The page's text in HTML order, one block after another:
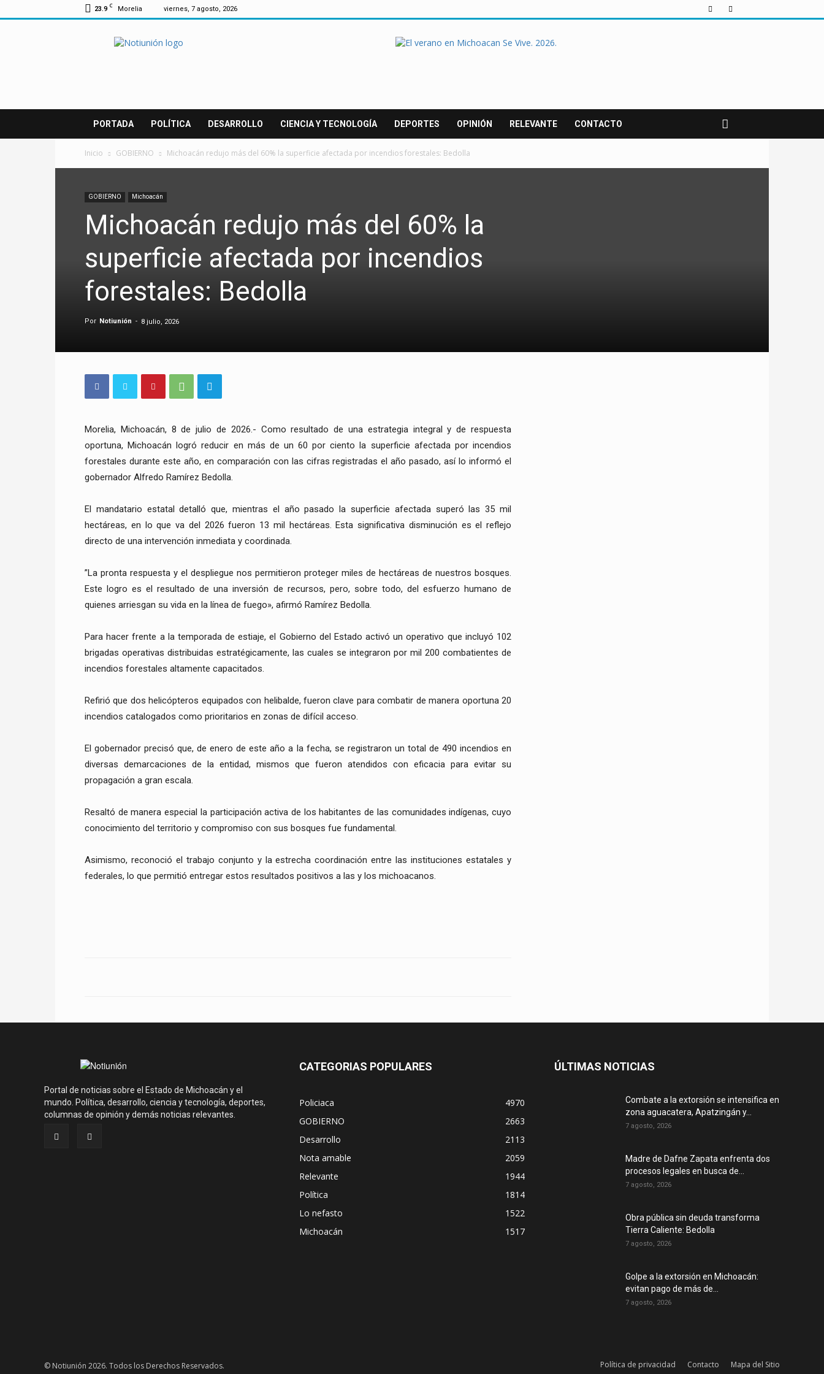
23.9 C Morelia viernes, 7 agosto, 2026
PORTADA POLÍTICA DESARROLLO CIENCIA Y TECNOLOGÍA DEPORTES OPINIÓN RELEVANTE CONTACTO
Inicio GOBIERNO Michoacán redujo más del 60% la superficie afectada por incendios forestales: Bedolla
GOBIERNO Michoacán
Michoacán redujo más del 60% la
superficie afectada por incendios
forestales: Bedolla
Por Notiunión - 8 julio, 2026
Morelia, Michoacán, 8 de julio de 2026.- Como resultado de una estrategia integral y de respuesta
oportuna, Michoacán logró reducir en más de un 60 por ciento la superficie afectada por incendios
forestales durante este año, en comparación con las cifras registradas el año pasado, así lo informó el
gobernador Alfredo Ramírez Bedolla.
El mandatario estatal detalló que, mientras el año pasado la superficie afectada superó las 35 mil
hectáreas, en lo que va del 2026 fueron 13 mil hectáreas. Esta significativa disminución es el reflejo
directo de una intervención inmediata y coordinada.
”La pronta respuesta y el despliegue nos permitieron proteger miles de hectáreas de nuestros bosques.
Este logro es el resultado de una inversión de recursos, pero, sobre todo, del esfuerzo humano de
quienes arriesgan su vida en la línea de fuego», afirmó Ramírez Bedolla.
Para hacer frente a la temporada de estiaje, el Gobierno del Estado activó un operativo que incluyó 102
brigadas operativas distribuidas estratégicamente, las cuales se integraron por mil 200 combatientes de
incendios forestales altamente capacitados.
Refirió que dos helicópteros equipados con helibalde, fueron clave para combatir de manera oportuna 20
incendios catalogados como prioritarios en zonas de difícil acceso.
El gobernador precisó que, de enero de este año a la fecha, se registraron un total de 490 incendios en
diversas demarcaciones de la entidad, mismos que fueron atendidos con eficacia para evitar su
propagación a gran escala.
Resaltó de manera especial la participación activa de los habitantes de las comunidades indígenas, cuyo
conocimiento del territorio y compromiso con sus bosques fue fundamental.
Asimismo, reconoció el trabajo conjunto y la estrecha coordinación entre las instituciones estatales y
federales, lo que permitió entregar estos resultados positivos a las y los michoacanos.
Portal de noticias sobre el Estado de Michoacán y el
mundo. Política, desarrollo, ciencia y tecnología, deportes,
columnas de opinión y demás noticias relevantes.
CATEGORIAS POPULARES
Policiaca
4970
GOBIERNO
2663
Desarrollo
2113
Nota amable
2059
Relevante
1944
Política
1814
Lo nefasto
1522
Michoacán
1517
ÚLTIMAS NOTICIAS
Combate a la extorsión se intensifica en
zona aguacatera, Apatzingán y...
7 agosto, 2026
Madre de Dafne Zapata enfrenta dos
procesos legales en busca de...
7 agosto, 2026
Obra pública sin deuda transforma
Tierra Caliente: Bedolla
7 agosto, 2026
Golpe a la extorsión en Michoacán:
evitan pago de más de...
7 agosto, 2026
Política de privacidad Contacto Mapa del Sitio
© Notiunión 2026. Todos los Derechos Reservados.